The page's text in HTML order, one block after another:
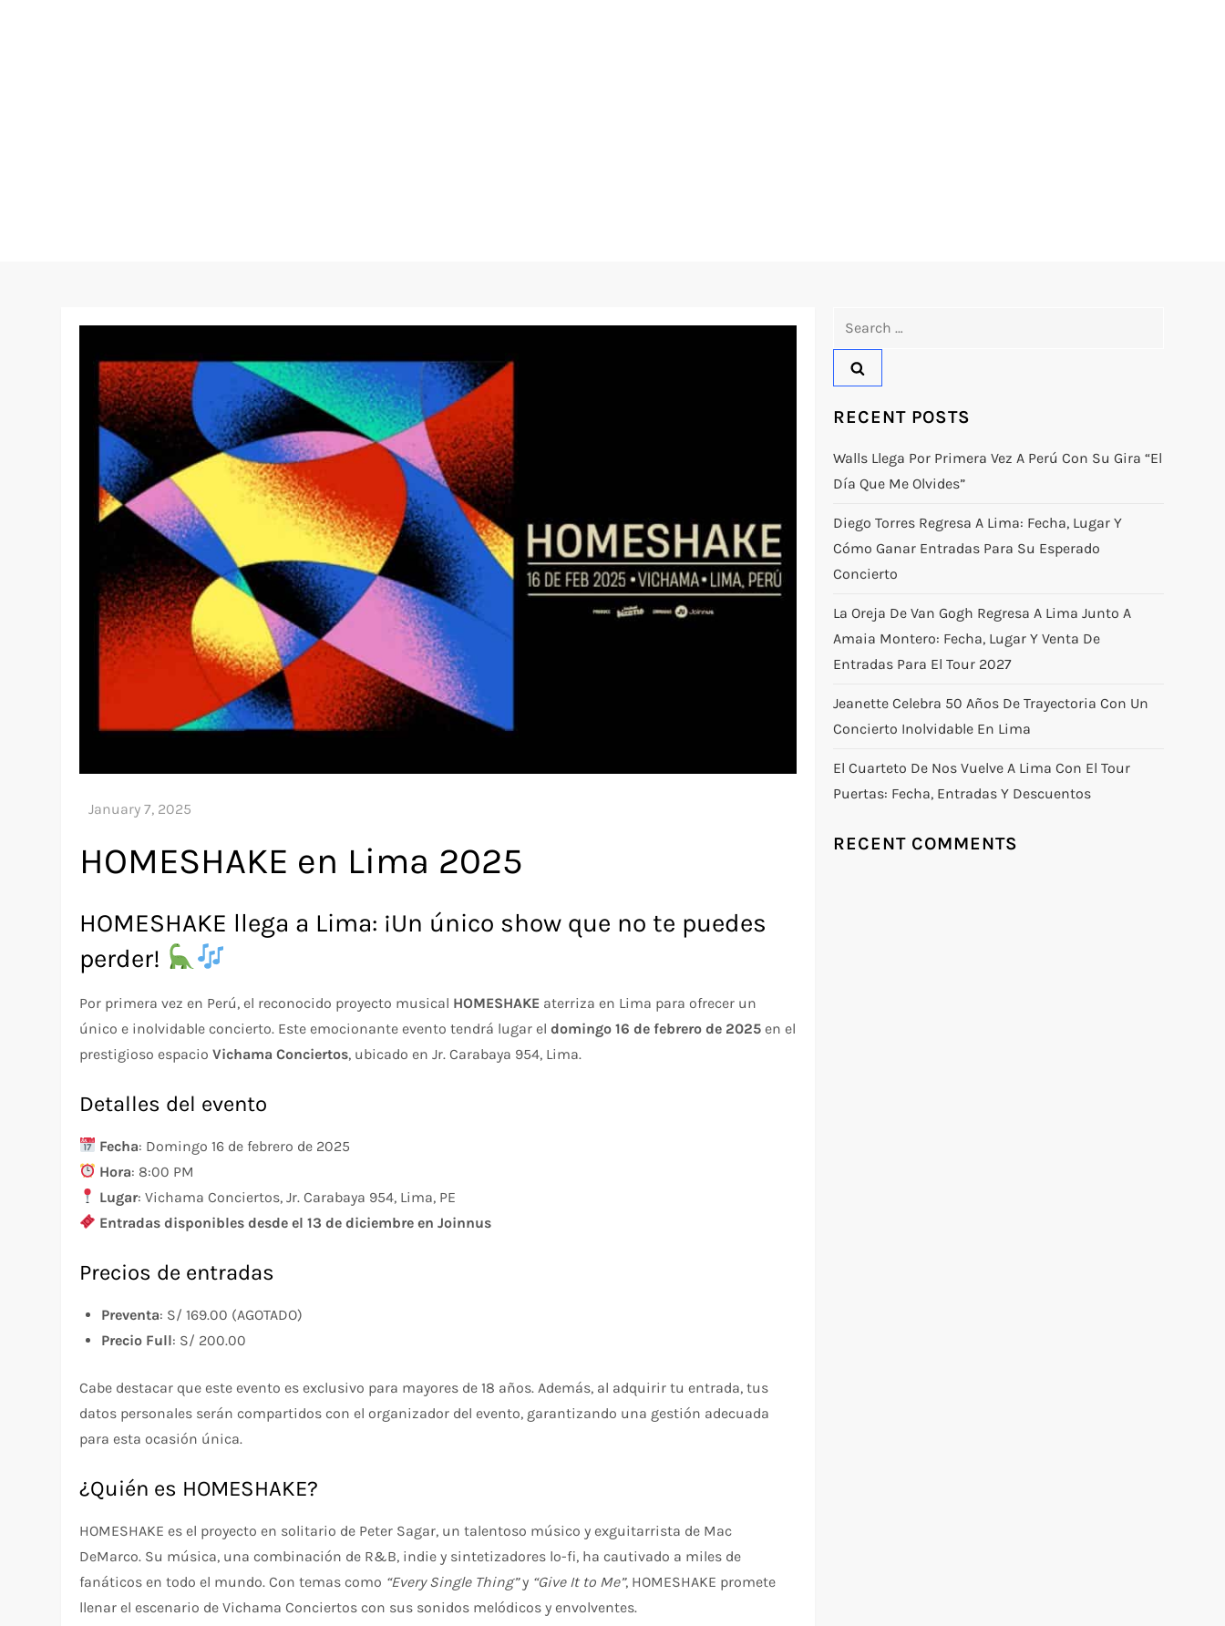
HOMESHAKE en Lima 2025
HOMESHAKE llega a Lima: ¡Un único show que no te puedes
perder!
Por primera vez en Perú, el reconocido proyecto musical HOMESHAKE aterriza en Lima para ofrecer un
único e inolvidable concierto. Este emocionante evento tendrá lugar eldomingo 16 de febrero de 2025 en el
prestigioso espacioVichama Conciertos, ubicado en Jr. Carabaya 954, Lima.
Detalles del evento
Fecha: Domingo 16 de febrero de 2025
Hora: 8:00 PM
Lugar: Vichama Conciertos, Jr. Carabaya 954, Lima, PE
Entradas disponibles desde el 13 de diciembre en Joinnus
Precios de entradas
Preventa: S/ 169.00 (AGOTADO)
Precio Full: S/ 200.00
Cabe destacar que este evento es exclusivo para mayores de 18 años. Además, al adquirir tu entrada, tus
datos personales serán compartidos con el organizador del evento, garantizando una gestión adecuada
para esta ocasión única.
¿Quién es HOMESHAKE?
HOMESHAKE es el proyecto en solitario de Peter Sagar, un talentoso músico y exguitarrista de Mac
DeMarco. Su música, una combinación de R&B, indie y sintetizadores lo-fi, ha cautivado a miles de
fanáticos en todo el mundo. Con temas como “Every Single Thing”y “Give It to Me”, HOMESHAKE promete
llenar el escenario de Vichama Conciertos con sus sonidos melódicos y envolventes.
RECENT POSTS
Walls Llega Por Primera Vez A Perú Con Su Gira “El
Día Que Me Olvides”
Diego Torres Regresa A Lima: Fecha, Lugar Y
Cómo Ganar Entradas Para Su Esperado
Concierto
La Oreja De Van Gogh Regresa A Lima Junto A
Amaia Montero: Fecha, Lugar Y Venta De
Entradas Para El Tour 2027
Jeanette Celebra 50 Años De Trayectoria Con Un
Concierto Inolvidable En Lima
El Cuarteto De Nos Vuelve A Lima Con El Tour
Puertas: Fecha, Entradas Y Descuentos
RECENT COMMENTS